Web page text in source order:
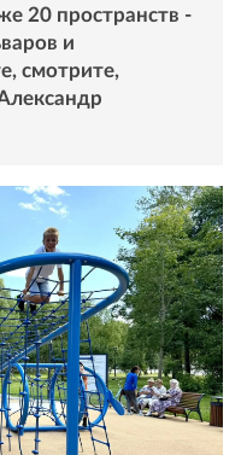
20 пространств -
и
смотрите,